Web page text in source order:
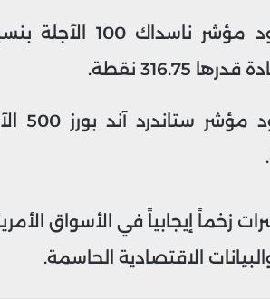
316.75 نقطة.
زخماً إيجابياً في الأسواق
الاقتصادية الحاسمة.